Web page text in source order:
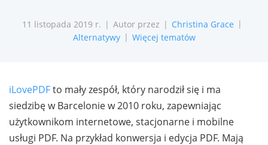
11 listopada 2019 r. Autor przez
Christina Grace
Alternatywy
Więcej tematów
iLovePDFto mały zespół, który narodził się i ma
siedzibę w Barcelonie w 2010 roku, zapewniając
użytkownikom internetowe, stacjonarne i mobilne
usługi PDF. Na przykład konwersja i edycja PDF. Mają